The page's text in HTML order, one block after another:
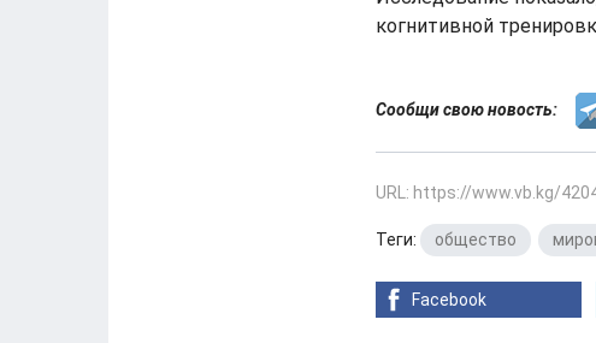
когнитивной
Сообщи свою новость:
URL: https://www.vb.kg/
Теги: общество
Facebook